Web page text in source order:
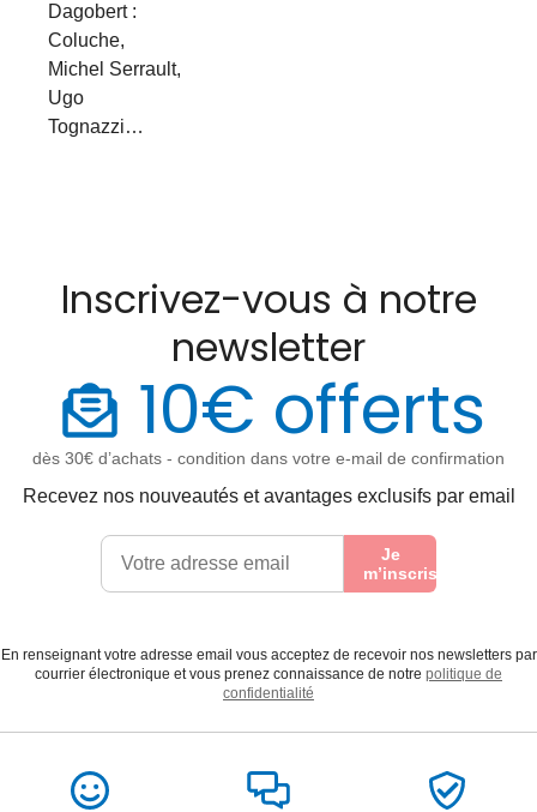
Dagobert :
Coluche,
Michel Serrault,
Ugo
Tognazzi…
Inscrivez-vous à notre
newsletter
10€ offerts
dès 30€ d’achats - condition dans votre e-mail de confirmation
Recevez nos nouveautés et avantages exclusifs par email
Je
m’inscris
En renseignant votre adresse email vous acceptez de recevoir nos newsletters par
courrier électronique et vous prenez connaissance de notre politique de
confidentialité